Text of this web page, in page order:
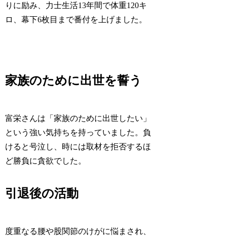
りに励み、力士生活13年間で体重120キ
ロ、幕下6枚目まで番付を上げました。
家族のために出世を誓う
富栄さんは「家族のために出世したい」
という強い気持ちを持っていました。負
けると号泣し、時には取材を拒否するほ
ど勝負に貪欲でした。
引退後の活動
度重なる腰や股関節のけがに悩まされ、